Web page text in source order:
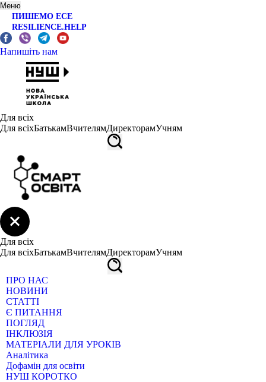
Меню
ПИШЕМО ЕСЕ
RESILIENCE.HELP
Напишіть нам
Для всіх
Для всіхБатькамВчителямДиректорамУчням
Для всіх
Для всіхБатькамВчителямДиректорамУчням
ПРО НАС
НОВИНИ
СТАТТІ
Є ПИТАННЯ
ПОГЛЯД
ІНКЛЮЗІЯ
МАТЕРІАЛИ ДЛЯ УРОКІВ
Аналітика
Дофамін для освіти
НУШ КОРОТКО